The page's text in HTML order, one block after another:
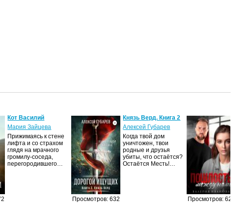
Кот Василий
Мария Зайцева
Прижимаясь к стене
лифта и со страхом
глядя на мрачного
громилу-соседа,
перегородившего…
Просмотров: 632
Князь Верд. Книга 2
Алексей Губарев
Когда твой дом
уничтожен, твои
родные и друзья
убиты, что остаётся?
Остаётся Месть!…
Просмотров: 621